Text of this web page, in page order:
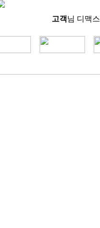
고객님 디맥